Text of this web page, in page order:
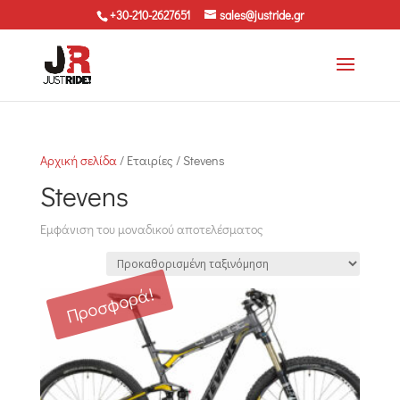
+30-210-2627651 sales@justride.gr
Αρχική σελίδα/ Εταιρίες / Stevens
Stevens
Εμφάνιση του μοναδικού αποτελέσματος
Προσφορά!